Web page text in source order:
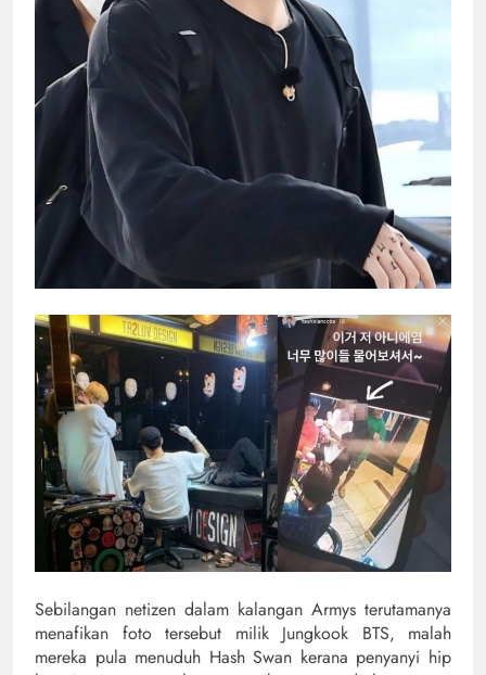
Sebilangan netizen dalam kalangan Armys terutamanya
menafikan foto tersebut milik Jungkook BTS, malah
mereka pula menuduh Hash Swan kerana penyanyi hip